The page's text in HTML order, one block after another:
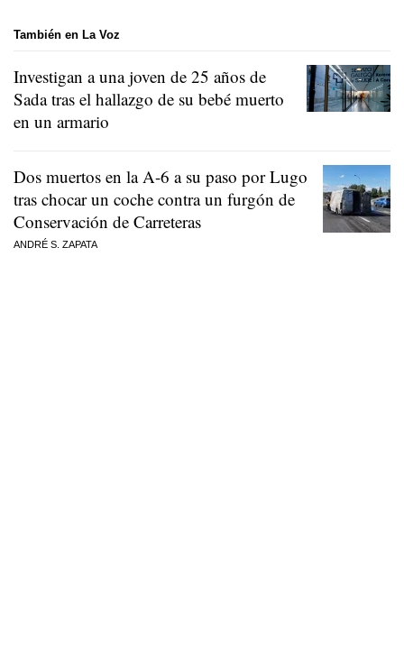
También en La Voz
Investigan a una joven de 25 años de
Sada tras el hallazgo de su bebé muerto
en un armario
Dos muertos en la A-6 a su paso por Lugo
tras chocar un coche contra un furgón de
Conservación de Carreteras
ANDRÉ S. ZAPATA